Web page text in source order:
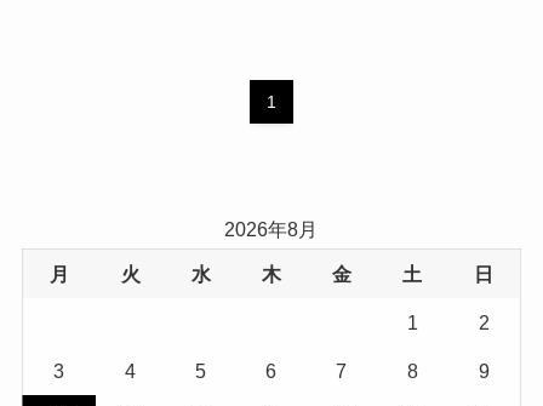
1
2026年8月
月 火 水 木 金 土 日
1 2
3 4 5 6 7 8 9